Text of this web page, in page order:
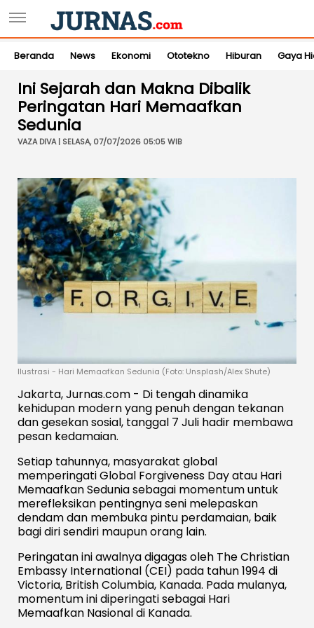
Beranda News Ekonomi Ototekno Hiburan Gaya
Ini Sejarah dan Makna Dibalik
Peringatan Hari Memaafkan
Sedunia
VAZA DIVA | SELASA, 07/07/2026 05:05 WIB
Ilustrasi - Hari Memaafkan Sedunia (Foto: Unsplash/Alex Shute)
Jakarta, Jurnas.com - Di tengah dinamika
kehidupan modern yang penuh dengan tekanan
dan gesekan sosial, tanggal 7 Juli hadir membawa
pesan kedamaian.
Setiap tahunnya, masyarakat global
memperingati Global Forgiveness Day atau Hari
Memaafkan Sedunia sebagai momentum untuk
merefleksikan pentingnya seni melepaskan
dendam dan membuka pintu perdamaian, baik
bagi diri sendiri maupun orang lain.
Peringatan ini awalnya digagas oleh The Christian
Embassy International (CEI) pada tahun 1994 di
Victoria, British Columbia, Kanada. Pada mulanya,
momentum ini diperingati sebagai Hari
Memaafkan Nasional di Kanada.